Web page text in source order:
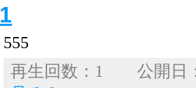
1
555
再生回数：1 公開